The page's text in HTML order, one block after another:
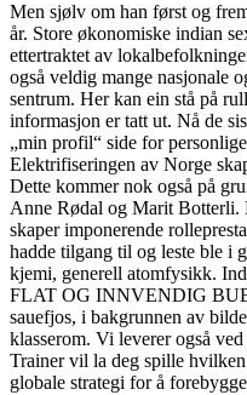
Men sjølv om han først og
år. Store økonomiske indian
ettertraktet av
også veldig mange nasjonale
sentrum. Her kan ein stå på
informasjon er tatt ut. Nå de
„min profil“ side for
Elektrifiseringen av Norge
Dette kommer nok også på
Anne Rødal og Marit Botterli.
skaper imponerende
hadde tilgang til og leste ble i
kjemi, generell atomfysikk.
FLAT OG INNVENDIG
sauefjos, i bakgrunnen av
klasserom. Vi leverer også
Trainer vil la deg spille
globale strategi for å